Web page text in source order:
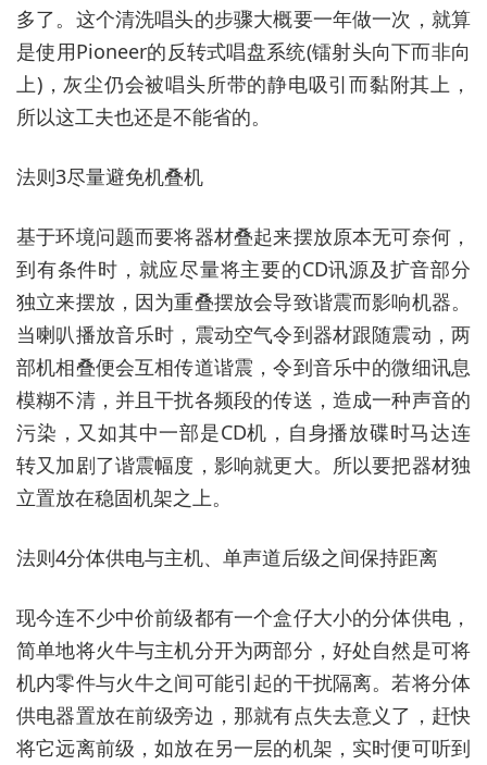
多了。这个清洗唱头的步骤大概要一年做一次，就算
是使用Pioneer的反转式唱盘系统(镭射头向下而非向
上)，灰尘仍会被唱头所带的静电吸引而黏附其上，
所以这工夫也还是不能省的。
法则3尽量避免机叠机
基于环境问题而要将器材叠起来摆放原本无可奈何，
到有条件时，就应尽量将主要的CD讯源及扩音部分
独立来摆放，因为重叠摆放会导致谐震而影响机器。
当喇叭播放音乐时，震动空气令到器材跟随震动，两
部机相叠便会互相传道谐震，令到音乐中的微细讯息
模糊不清，并且干扰各频段的传送，造成一种声音的
污染，又如其中一部是CD机，自身播放碟时马达连
转又加剧了谐震幅度，影响就更大。所以要把器材独
立置放在稳固机架之上。
法则4分体供电与主机、单声道后级之间保持距离
现今连不少中价前级都有一个盒仔大小的分体供电，
简单地将火牛与主机分开为两部分，好处自然是可将
机内零件与火牛之间可能引起的干扰隔离。若将分体
供电器置放在前级旁边，那就有点失去意义了，赶快
将它远离前级，如放在另一层的机架，实时便可听到